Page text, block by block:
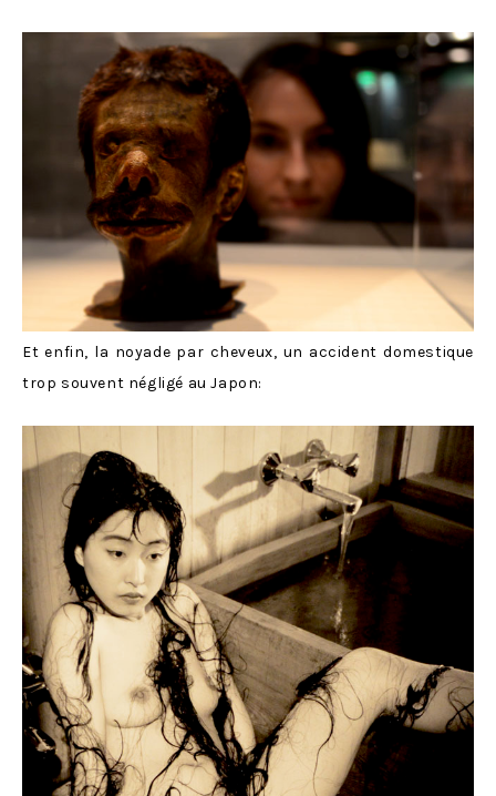
Et enfin, la noyade par cheveux, un accident domestique
trop souvent négligé au Japon: